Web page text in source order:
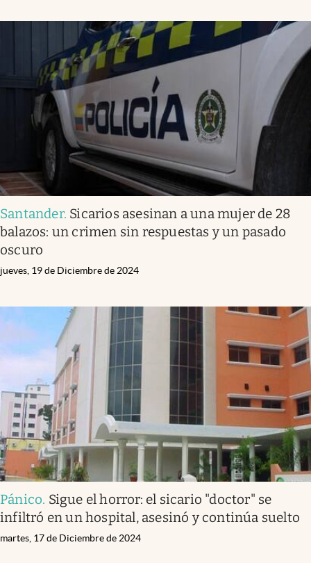
Santander. Sicarios asesinan a una mujer de 28
balazos: un crimen sin respuestas y un pasado
oscuro
jueves, 19 de Diciembre de 2024
Pánico. Sigue el horror: el sicario "doctor" se
infiltró en un hospital, asesinó y continúa suelto
martes, 17 de Diciembre de 2024